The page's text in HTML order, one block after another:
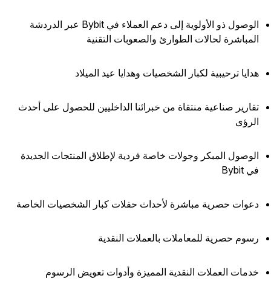
الوصول ذو الأولوية إلى دعم العملاء في Bybit عبر الدردشة
لحالات الطوارئ والصعوبات التقنية
ترحيبية لكبار الشخصيات وهدايا عيد الميلاد
صناعية منتقاة من خبرائنا الداخليين للحصول على أحدث
المبكر وجولات خاصة فردية لإطلاق المنتجات الجديدة
حصرية مباشرة لأحداث حفلات كبار الشخصيات الخاصة
حصرية للمعاملات بالعملات النقدية
العملات النقدية المميزة وأدوات تعويض الرسوم